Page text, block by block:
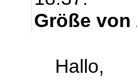
Größe
Hallo,